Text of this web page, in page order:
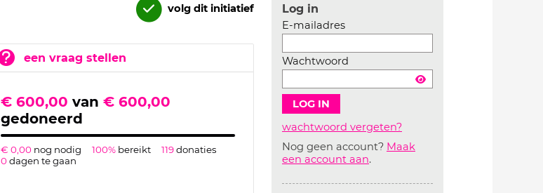
volg dit initiatief
een vraag stellen
€ 600,00 van € 600,00
gedoneerd
€ 0,00 nog nodig 100% bereikt 119donaties
0dagen te gaan
Log in
E-mailadres
Wachtwoord
wachtwoord vergeten?
Nog geen account? Maak
een account aan.